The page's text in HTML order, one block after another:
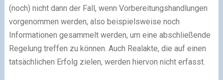
(noch) nicht dann der Fall, wenn Vorbereitungshandlungen
vorgenommen werden, also beispielsweise noch
Informationen gesammelt werden, um eine abschließende
Regelung treffen zu können. Auch Realakte, die auf einen
tatsächlichen Erfolg zielen, werden hiervon nicht erfasst.